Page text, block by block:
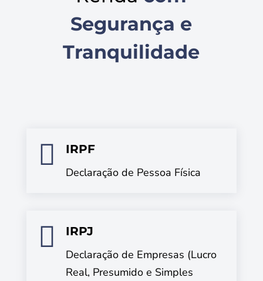
Segurança e
Tranquilidade

IRPF
Declaração de Pessoa Física

IRPJ
Declaração de Empresas (Lucro
Real, Presumido e Simples